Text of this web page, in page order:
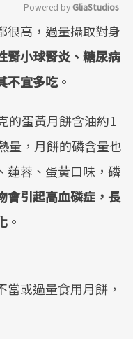
Mute
Powered by GliaStudios
很高，過量攝取對身
腎小球腎炎、糖尿病
不宜多吃。
的蛋黃月餅含油約1
量，月餅的磷含量也
蓮蓉、蛋黃口味，磷
會引起高血磷症，長
。
當或過量食用月餅，